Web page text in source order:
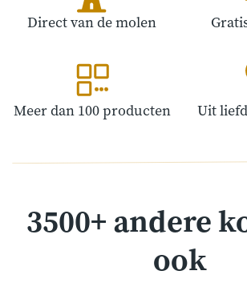
Direct van de molen
Meer dan 100 producten Uit
3500+ andere
ook